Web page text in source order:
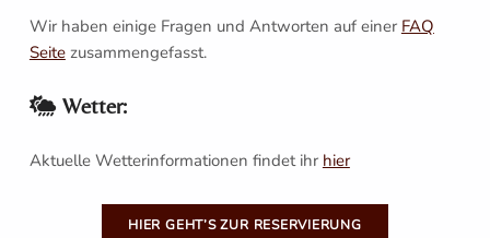
Wir haben einige Fragen und Antworten auf einer FAQ
Seitezusammengefasst.
Wetter:
Aktuelle Wetterinformationen findet ihr hier
HIER GEHT’S ZUR RESERVIERUNG